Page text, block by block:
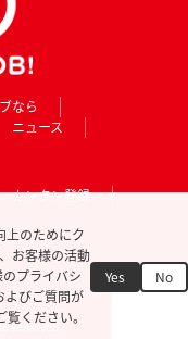
なら
ニュース
カンタン登録
Reserved.
上のためにク
お客様の活動
プライバシ
よびご質問が
ください。
Yes No